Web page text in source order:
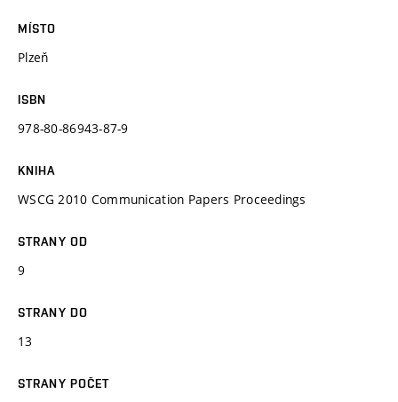
MÍSTO
Plzeň
ISBN
978-80-86943-87-9
KNIHA
WSCG 2010 Communication Papers Proceedings
STRANY OD
9
STRANY DO
13
STRANY POČET